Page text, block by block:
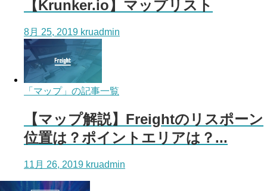
【Krunker.io】マップリスト
8月 25, 2019 kruadmin
「マップ」の記事一覧
【マップ解説】Freightのリスポーン
位置は？ポイントエリアは？...
11月 26, 2019 kruadmin